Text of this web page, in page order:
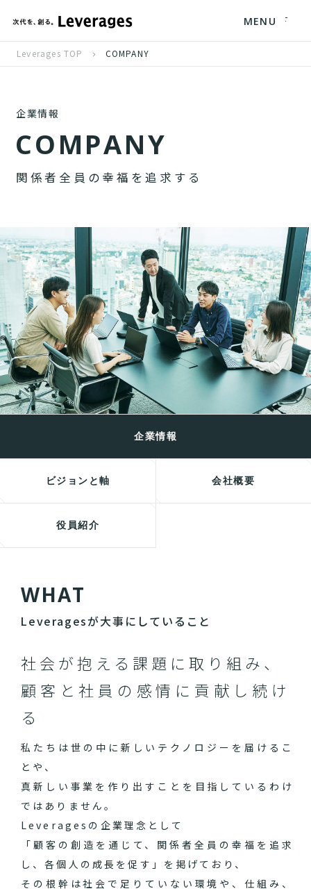
MENU
Leverages TOP COMPANY
企業情報
COMPANY
関 係者 全 員 の 幸 福 を追 求 す る
企業情報
ビジョンと軸 会社概要
役員紹介
WHAT
Leveragesが大事にしていること
社会が抱える課題に取り組み、
顧客と社員の感情に貢献し続け
る
私たちは世の中に新しいテクノロジーを届けるこ
とや、
真新しい事業を作り出すことを目指しているわけ
ではありません。
Leveragesの企業理念として
「顧客の創造を通じて、関係者全員の幸福を追求
し、各個人の成長を促す」を掲げており、
その根幹は社会で足りていない環境や、仕組み、